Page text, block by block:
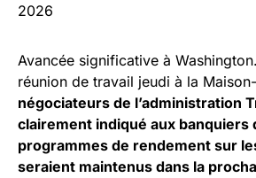
2026
Avancée significative à
réunion de travail jeudi à la
négociateurs de l’administration
clairement indiqué aux banquiers
programmes de rendement sur
seraient maintenus dans la